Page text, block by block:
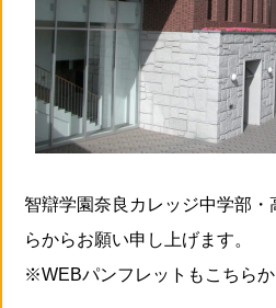
智辯学園奈良カレッジ中学部・
らからお願い申し上げます。
※WEBパンフレットもこちらか